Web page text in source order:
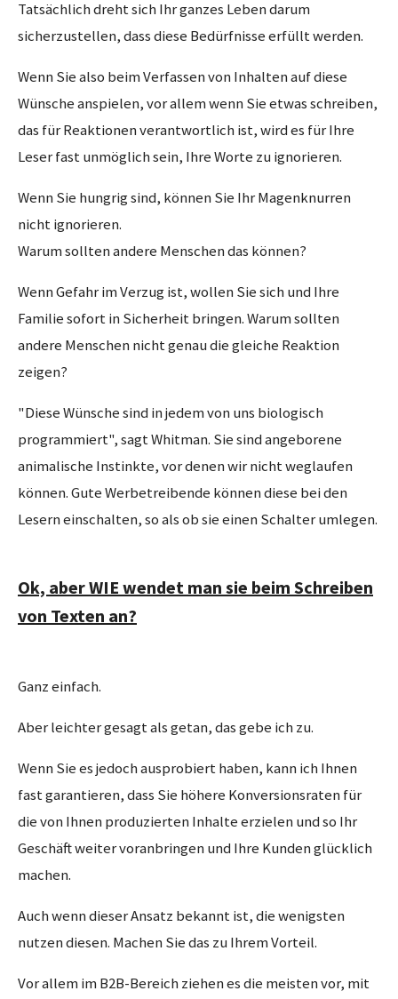
Tatsächlich dreht sich Ihr ganzes Leben darum
sicherzustellen, dass diese Bedürfnisse erfüllt werden.
Wenn Sie also beim Verfassen von Inhalten auf diese
Wünsche anspielen, vor allem wenn Sie etwas schreiben,
das für Reaktionen verantwortlich ist, wird es für Ihre
Leser fast unmöglich sein, Ihre Worte zu ignorieren.
Wenn Sie hungrig sind, können Sie Ihr Magenknurren
nicht ignorieren.
Warum sollten andere Menschen das können?
Wenn Gefahr im Verzug ist, wollen Sie sich und Ihre
Familie sofort in Sicherheit bringen. Warum sollten
andere Menschen nicht genau die gleiche Reaktion
zeigen?
"Diese Wünsche sind in jedem von uns biologisch
programmiert", sagt Whitman. Sie sind angeborene
animalische Instinkte, vor denen wir nicht weglaufen
können. Gute Werbetreibende können diese bei den
Lesern einschalten, so als ob sie einen Schalter umlegen.
Ok, aber WIE wendet man sie beim Schreiben
von Texten an?
Ganz einfach.
Aber leichter gesagt als getan, das gebe ich zu.
Wenn Sie es jedoch ausprobiert haben, kann ich Ihnen
fast garantieren, dass Sie höhere Konversionsraten für
die von Ihnen produzierten Inhalte erzielen und so Ihr
Geschäft weiter voranbringen und Ihre Kunden glücklich
machen.
Auch wenn dieser Ansatz bekannt ist, die wenigsten
nutzen diesen. Machen Sie das zu Ihrem Vorteil.
Vor allem im B2B-Bereich ziehen es die meisten vor, mit